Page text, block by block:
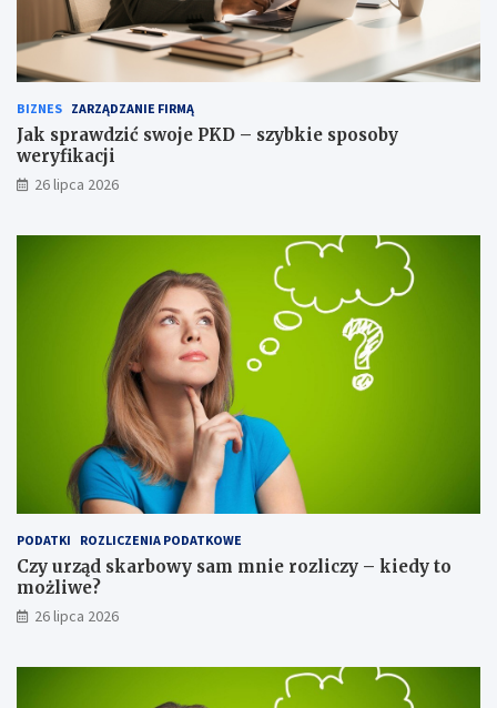
BIZNES ZARZĄDZANIE FIRMĄ
Jak sprawdzić swoje PKD – szybkie sposoby
weryfikacji
26 lipca 2026
PODATKI ROZLICZENIA PODATKOWE
Czy urząd skarbowy sam mnie rozliczy – kiedy to
możliwe?
26 lipca 2026